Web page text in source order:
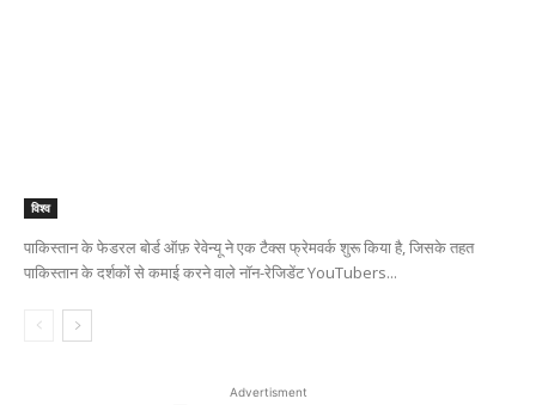
विश्व
पाकिस्तान के फेडरल बोर्ड ऑफ़ रेवेन्यू ने एक टैक्स फ्रेमवर्क शुरू किया है, जिसके तहत
पाकिस्तान के दर्शकों से कमाई करने वाले नॉन-रेजिडेंट YouTubers...
Advertisment